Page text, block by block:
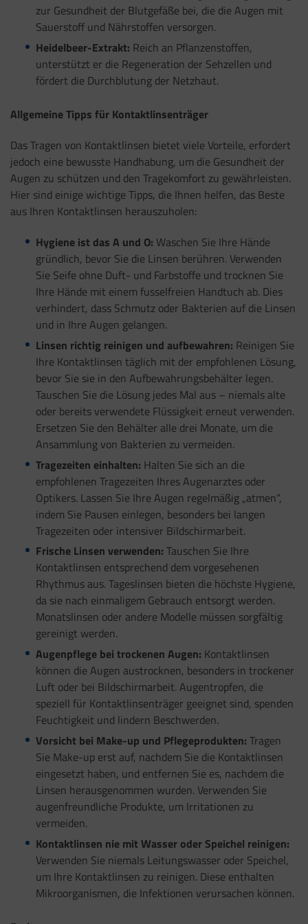
zur Gesundheit der Blutgefäße bei, die die Augen mit
Sauerstoff und Nährstoffen versorgen.
Heidelbeer-Extrakt: Reich an Pflanzenstoffen,
unterstützt er die Regeneration der Sehzellen und
fördert die Durchblutung der Netzhaut.
Allgemeine Tipps für Kontaktlinsenträger
Das Tragen von Kontaktlinsen bietet viele Vorteile, erfordert
jedoch eine bewusste Handhabung, um die Gesundheit der
Augen zu schützen und den Tragekomfort zu gewährleisten.
Hier sind einige wichtige Tipps, die Ihnen helfen, das Beste
aus Ihren Kontaktlinsen herauszuholen:
Hygiene ist das A und O: Waschen Sie Ihre Hände
gründlich, bevor Sie die Linsen berühren. Verwenden
Sie Seife ohne Duft- und Farbstoffe und trocknen Sie
Ihre Hände mit einem fusselfreien Handtuch ab. Dies
verhindert, dass Schmutz oder Bakterien auf die Linsen
und in Ihre Augen gelangen.
Linsen richtig reinigen und aufbewahren: Reinigen Sie
Ihre Kontaktlinsen täglich mit der empfohlenen Lösung,
bevor Sie sie in den Aufbewahrungsbehälter legen.
Tauschen Sie die Lösung jedes Mal aus – niemals alte
oder bereits verwendete Flüssigkeit erneut verwenden.
Ersetzen Sie den Behälter alle drei Monate, um die
Ansammlung von Bakterien zu vermeiden.
Tragezeiten einhalten: Halten Sie sich an die
empfohlenen Tragezeiten Ihres Augenarztes oder
Optikers. Lassen Sie Ihre Augen regelmäßig „atmen“,
indem Sie Pausen einlegen, besonders bei langen
Tragezeiten oder intensiver Bildschirmarbeit.
Frische Linsen verwenden: Tauschen Sie Ihre
Kontaktlinsen entsprechend dem vorgesehenen
Rhythmus aus. Tageslinsen bieten die höchste Hygiene,
da sie nach einmaligem Gebrauch entsorgt werden.
Monatslinsen oder andere Modelle müssen sorgfältig
gereinigt werden.
Augenpflege bei trockenen Augen: Kontaktlinsen
können die Augen austrocknen, besonders in trockener
Luft oder bei Bildschirmarbeit. Augentropfen, die
speziell für Kontaktlinsenträger geeignet sind, spenden
Feuchtigkeit und lindern Beschwerden.
Vorsicht bei Make-up und Pflegeprodukten: Tragen
Sie Make-up erst auf, nachdem Sie die Kontaktlinsen
eingesetzt haben, und entfernen Sie es, nachdem die
Linsen herausgenommen wurden. Verwenden Sie
augenfreundliche Produkte, um Irritationen zu
vermeiden.
Kontaktlinsen nie mit Wasser oder Speichel reinigen:
Verwenden Sie niemals Leitungswasser oder Speichel,
um Ihre Kontaktlinsen zu reinigen. Diese enthalten
Mikroorganismen, die Infektionen verursachen können.